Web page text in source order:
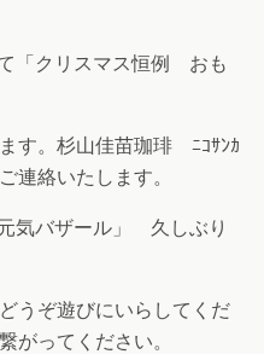
「クリスマス恒例 おも
す。杉山佳苗珈琲 ﾆｺｻﾝｶ
連絡いたします。
気バザール」 久しぶり
ぞ遊びにいらしてくだ
がってください。